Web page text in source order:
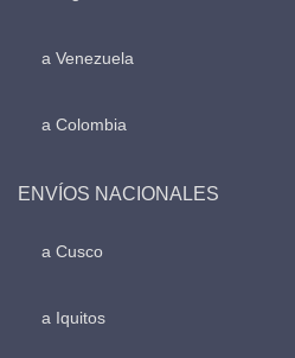
a Venezuela
a Colombia
ENVÍOS NACIONALES
a Cusco
a Iquitos